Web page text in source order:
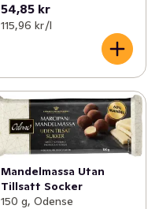
54,85 kr
115,96 kr /l
Mandelmassa Utan
Tillsatt Socker
150 g, Odense